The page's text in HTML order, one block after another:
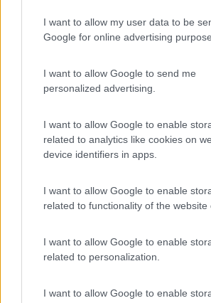
I want to allow my user data to be
Google for online advertising
I want to allow Google to send me
personalized advertising.
I want to allow Google to enable
related to analytics like cookies on
device identifiers in apps.
I want to allow Google to enable
related to functionality of the website
I want to allow Google to enable
related to personalization.
I want to allow Google to enable
Video CamperOnTest
610 Lifestyle
Categoria
Una delle nuove proposte di Karmann Mobil